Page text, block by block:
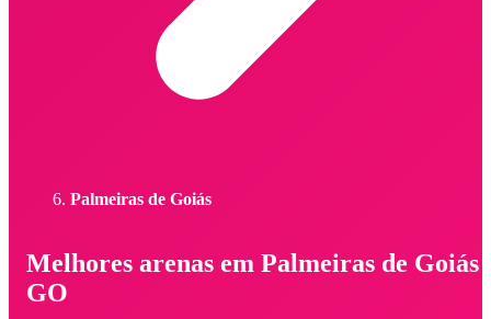
Palmeiras de Goiás
Melhores arenas em Palmeiras de Goiás
GO